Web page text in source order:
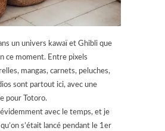
un univers kawaï et Ghibli que
ce moment. Entre pixels
mangas, carnets, peluches,
sont partout ici, avec une
pour Totoro.
avec le temps, et je
s’était lancé pendant le 1er